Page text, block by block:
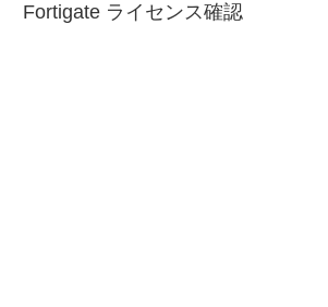
Fortigate ライセンス確認